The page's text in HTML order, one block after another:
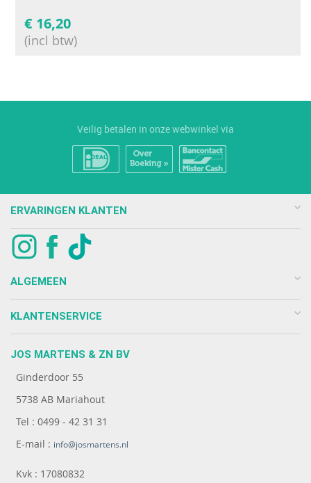
€ 16,20
(incl btw)
Veilig betalen in onze webwinkel via
ERVARINGEN KLANTEN
ALGEMEEN
KLANTENSERVICE
JOS MARTENS & ZN BV
Ginderdoor 55
5738 AB Mariahout
Tel : 0499 - 42 31 31
E-mail : info@josmartens.nl
Kvk : 17080832